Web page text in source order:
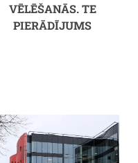
VĒLĒŠANĀS. TE
PIERĀDĪJUMS